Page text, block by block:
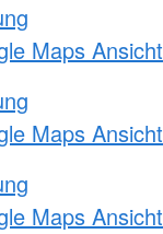
Maps Ansicht
Maps Ansicht
Maps Ansicht